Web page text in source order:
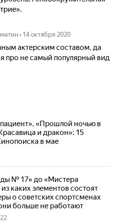
• 14 октября 2020
актерским составом, да
про не самый популярный вид
«Прошлой ночью в
и дракон»: 15
в мае
№ 17» до «Мистера
каких элементов состоят
о советских спортсменах
больше не работают